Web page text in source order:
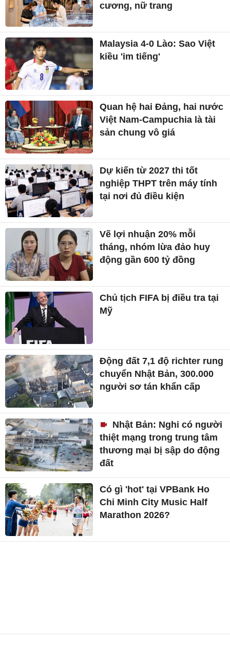
cương, nữ trang
Malaysia 4-0 Lào: Sao Việt
kiều 'im tiếng'
Quan hệ hai Đảng, hai nước
Việt Nam-Campuchia là tài
sản chung vô giá ​
Dự kiến từ 2027 thi tốt
nghiệp THPT trên máy tính
tại nơi đủ điều kiện
Vẽ lợi nhuận 20% mỗi
tháng, nhóm lừa đảo huy
động gần 600 tỷ đồng
Chủ tịch FIFA bị điều tra tại
Mỹ
Động đất 7,1 độ richter rung
chuyển Nhật Bản, 300.000
người sơ tán khẩn cấp
Nhật Bản: Nghi có người
thiệt mạng trong trung tâm
thương mại bị sập do động
đất
Có gì 'hot' tại VPBank Ho
Chi Minh City Music Half
Marathon 2026?